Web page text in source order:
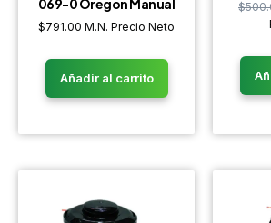
069-0 Oregon Manual
$791.00 M.N. Precio Neto
Añadir al carrito
$